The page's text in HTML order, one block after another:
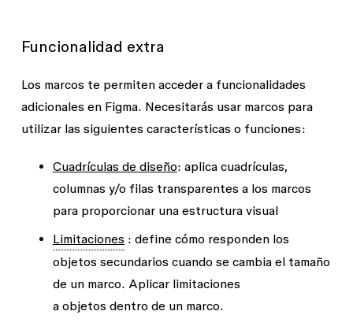
Funcionalidad extra
Los marcos te permiten acceder a funcionalidades
adicionales en Figma. Necesitarás usar marcos para
utilizar las siguientes características o funciones:
Cuadrículas de diseño: aplica cuadrículas,
columnas y/o filas transparentes a los marcos
para proporcionar una estructura visual
Limitaciones: define cómo responden los
objetos secundarios cuando se cambia el tamaño
de un marco. Aplicar limitaciones
a objetos dentro de un marco.